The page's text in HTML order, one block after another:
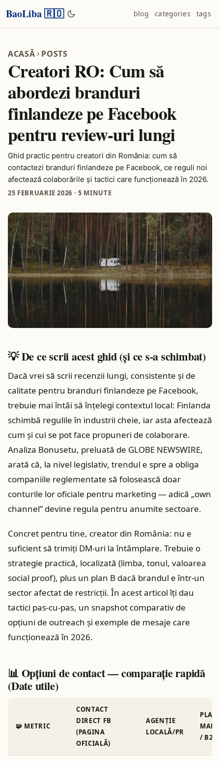
BaoLiba 🇷🇴 blog categories tags
ACASĂ POSTS
Creatori RO: Cum să
abordezi branduri
finlandeze pe Facebook
pentru review-uri lungi
Ghid practic pentru creatori din România: cum să
contactezi branduri finlandeze pe Facebook, ce reguli noi
afectează colaborările și tactici care funcţionează în 2026.
25 FEBRUARIE 2026 ·5 MINUTE
💡 De ce scrii acest ghid (și ce s-a schimbat)
Dacă vrei să scrii recenzii lungi, consistente și de
calitate pentru branduri finlandeze pe Facebook,
trebuie mai întâi să înțelegi contextul local: Finlanda
schimbă regulile în industrii cheie, iar asta afectează
cum şi cui se pot face propuneri de colaborare.
Analiza Bonusetu, preluată de GLOBE NEWSWIRE,
arată că, la nivel legislativ, trendul e spre a obliga
companiile reglementate să folosească doar
conturile lor oficiale pentru marketing — adică „own
channel” devine regula pentru anumite sectoare.
Concret pentru tine, creator din România: nu e
suficient să trimiți DM-uri la întâmplare. Trebuie o
strategie practică, localizată (limba, tonul, valoarea
social proof), plus un plan B dacă brandul e într-un
sector afectat de restricții. În acest articol îți dau
tactici pas-cu-pas, un snapshot comparativ de
opțiuni de outreach și exemple de mesaje care
funcționează în 2026.
📊 Opțiuni de contact — comparație rapidă
(Date utile)
🧩 METRIC
CONTACT
DIRECT FB
(PAGINA
OFICIALĂ)
AGENȚIE
LOCALĂ/PR
/ B2B